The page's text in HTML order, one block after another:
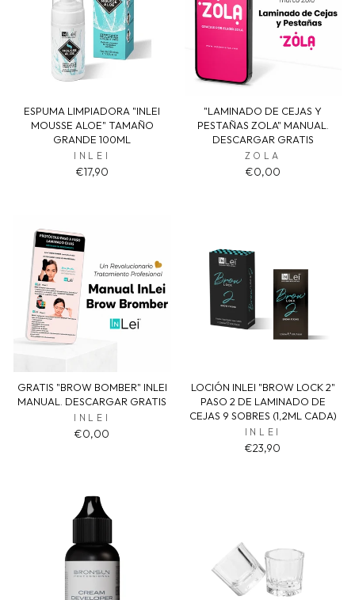
ESPUMA LIMPIADORA "INLEI
MOUSSE ALOE" TAMAÑO
GRANDE 100ML
INLEI
€17,90
"LAMINADO DE CEJAS Y
PESTAÑAS ZOLA" MANUAL.
DESCARGAR GRATIS
ZOLA
€0,00
GRATIS "BROW BOMBER" INLEI
MANUAL. DESCARGAR GRATIS
INLEI
€0,00
LOCIÓN INLEI "BROW LOCK 2"
PASO 2 DE LAMINADO DE
CEJAS 9 SOBRES (1,2ML CADA)
INLEI
€23,90